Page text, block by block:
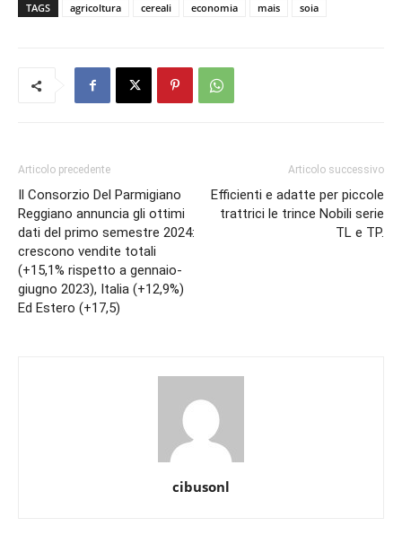
TAGS agricoltura cereali economia mais soia
Articolo precedente
Il Consorzio Del Parmigiano
Reggiano annuncia gli ottimi
dati del primo semestre 2024:
crescono vendite totali
(+15,1% rispetto a gennaio-
giugno 2023), Italia (+12,9%)
Ed Estero (+17,5)
Articolo successivo
Efficienti e adatte per piccole
trattrici le trince Nobili serie
TL e TP.
cibusonl